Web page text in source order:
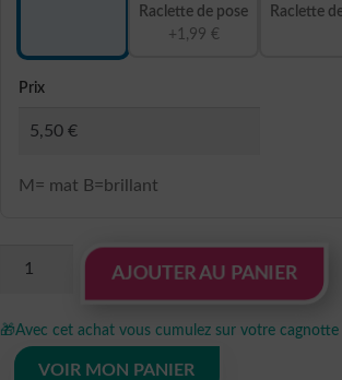
Raclette de pose
+1,99 €
Raclette
Prix
M= mat B=brillant
autocollant
animaux
AJOUTER AU PANIER
🎁Avec cet achat vous cumulez sur votre
VOIR MON PANIER